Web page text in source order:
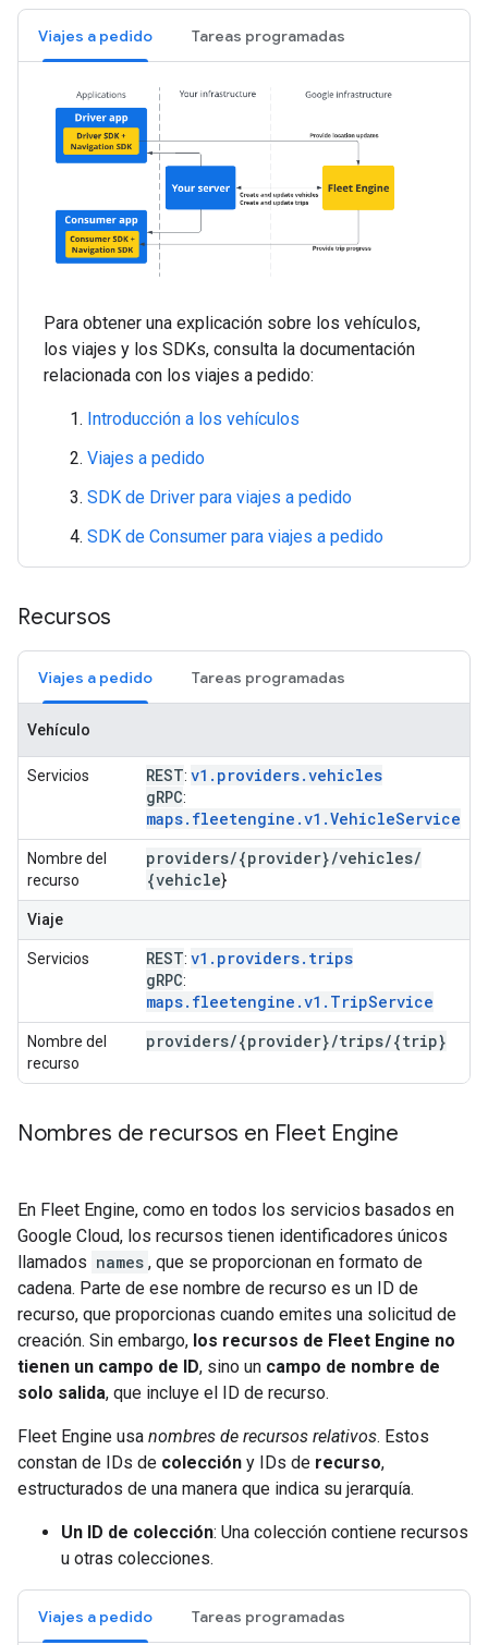
Viajes a pedido Tareas programadas
Para obtener una explicación sobre los vehículos,
los viajes y los SDKs, consulta la documentación
relacionada con los viajes a pedido:
Introducción a los vehículos
Viajes a pedido
SDK de Driver para viajes a pedido
SDK de Consumer para viajes a pedido
Recursos
Viajes a pedido Tareas programadas
Vehículo
Servicios REST: v1.providers.vehicles
gRPC:
maps.fleetengine.v1.VehicleService
Nombre del
recurso
providers/{provider}/vehicles/
{vehicle}
Viaje
Servicios REST: v1.providers.trips
gRPC:
maps.fleetengine.v1.TripService
Nombre del
recurso
providers/{provider}/trips/{trip}
Nombres de recursos en Fleet Engine
En Fleet Engine, como en todos los servicios basados en
Google Cloud, los recursos tienen identificadores únicos
llamados names , que se proporcionan en formato de
cadena. Parte de ese nombre de recurso es un ID de
recurso, que proporcionas cuando emites una solicitud de
creación. Sin embargo, los recursos de Fleet Engine no
tienen un campo de ID, sino un campo de nombre de
solo salida, que incluye el ID de recurso.
Fleet Engine usa nombres de recursos relativos. Estos
constan de IDs de colección y IDs de recurso,
estructurados de una manera que indica su jerarquía.
Un ID de colección: Una colección contiene recursos
u otras colecciones.
Viajes a pedido Tareas programadas